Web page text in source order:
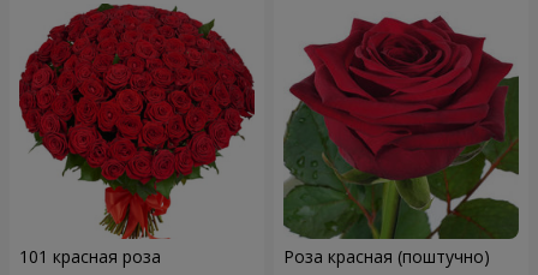
101 красная роза Роза красная (поштучно)